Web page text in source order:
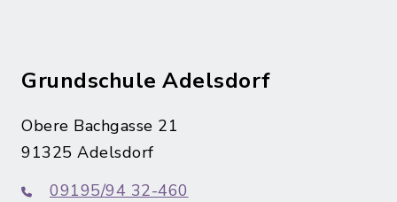
Grundschule Adelsdorf
Obere Bachgasse 21
91325 Adelsdorf
09195/94 32-460